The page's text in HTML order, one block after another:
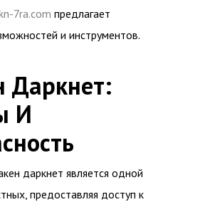
7ra.com предлагает
и инструментов.
Даркнет:
И
даркнет является одной
предоставляя доступ к